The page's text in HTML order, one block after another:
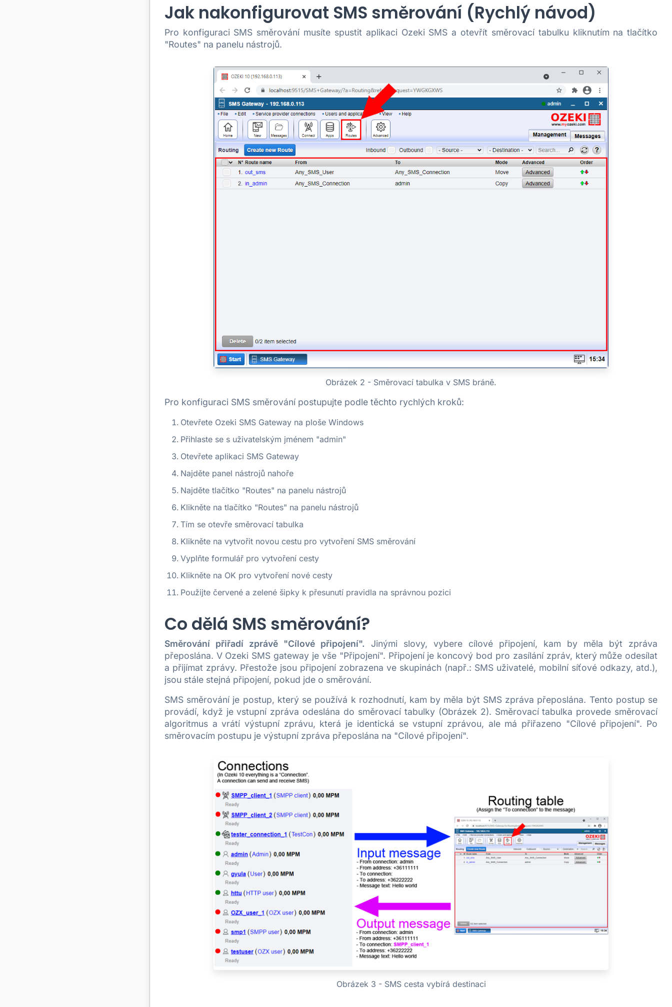
Jak nakonfigurovat SMS směrování (Rychlý návod)
Pro konfiguraci SMS směrování musíte spustit aplikaci Ozeki SMS a otevřít směrovací tabulku kliknutím na tlačítko
"Routes" na panelu nástrojů.
Obrázek 2 - Směrovací tabulka v SMS bráně.
Pro konfiguraci SMS směrování postupujte podle těchto rychlých kroků:
Otevřete Ozeki SMS Gateway na ploše Windows
Přihlaste se s uživatelským jménem "admin"
Otevřete aplikaci SMS Gateway
Najděte panel nástrojů nahoře
Najděte tlačítko "Routes" na panelu nástrojů
Klikněte na tlačítko "Routes" na panelu nástrojů
Tím se otevře směrovací tabulka
Klikněte na vytvořit novou cestu pro vytvoření SMS směrování
Vyplňte formulář pro vytvoření cesty
Klikněte na OK pro vytvoření nové cesty
Použijte červené a zelené šipky k přesunutí pravidla na správnou pozici
Co dělá SMS směrování?
Směrování přiřadí zprávě "Cílové připojení". Jinými slovy, vybere cílové připojení, kam by měla být zpráva
přeposlána. V Ozeki SMS gateway je vše "Připojení". Připojení je koncový bod pro zasílání zpráv, který může odesílat
a přijímat zprávy. Přestože jsou připojení zobrazena ve skupinách (např.: SMS uživatelé, mobilní síťové odkazy, atd.),
jsou stále stejná připojení, pokud jde o směrování.
SMS směrování je postup, který se používá k rozhodnutí, kam by měla být SMS zpráva přeposlána. Tento postup se
provádí, když je vstupní zpráva odeslána do směrovací tabulky (Obrázek 2). Směrovací tabulka provede směrovací
algoritmus a vrátí výstupní zprávu, která je identická se vstupní zprávou, ale má přiřazeno "Cílové připojení". Po
směrovacím postupu je výstupní zpráva přeposlána na "Cílové připojení".
Obrázek 3 - SMS cesta vybírá destinaci